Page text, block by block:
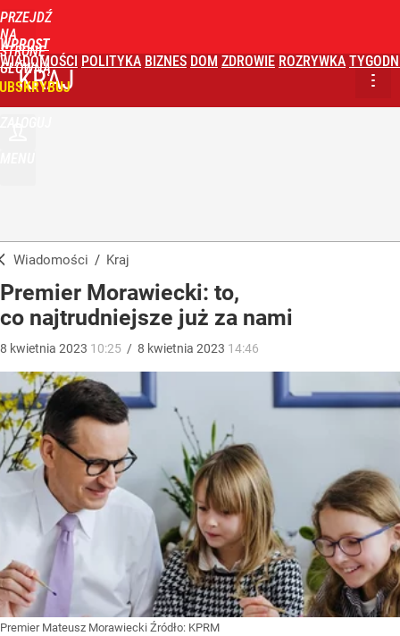
PRZEJDŹ
NA
STRONĘ
GŁÓWNĄ
WPROST
WIADOMOŚCI POLITYKA BIZNES DOM ZDROWIE ROZRYWKA
KRAJ
Wiadomości / Kraj
Premier Morawiecki: to,
co najtrudniejsze już za nami
8 kwietnia 2023 10:25 / 8 kwietnia 2023 14:46
Premier Mateusz Morawiecki Źródło: KPRM